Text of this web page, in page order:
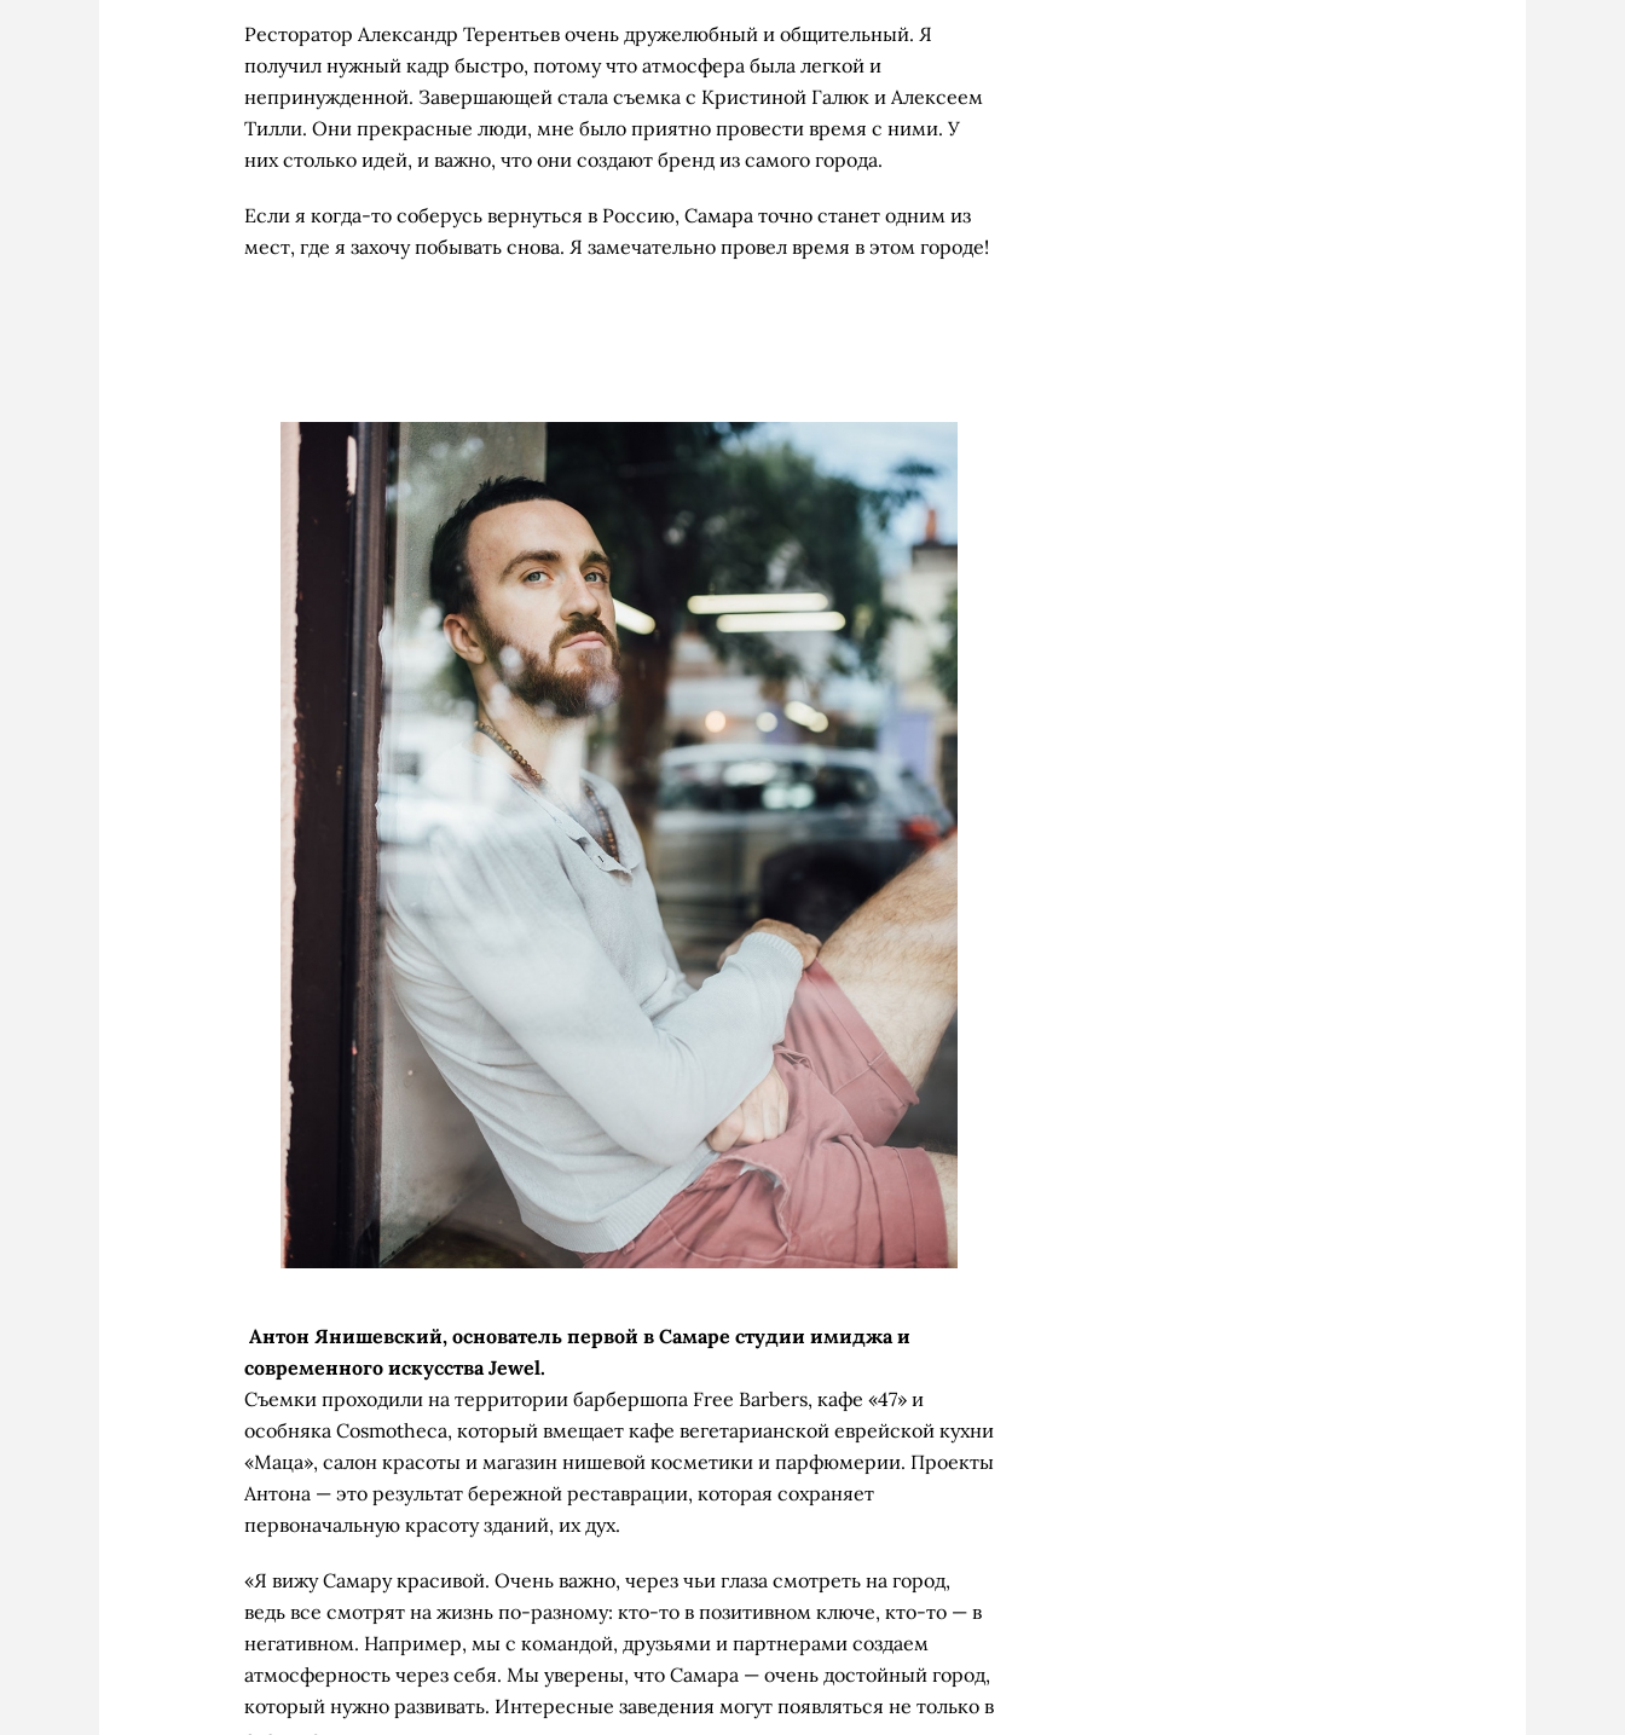
Ресторатор Александр Терентьев очень дружелюбный и общительный. Я
получил нужный кадр быстро, потому что атмосфера была легкой и
непринужденной. Завершающей стала съемка с Кристиной Галюк и Алексеем
Тилли. Они прекрасные люди, мне было приятно провести время с ними. У
них столько идей, и важно, что они создают бренд из самого города.
Если я когда-то соберусь вернуться в Россию, Самара точно станет одним из
мест, где я захочу побывать снова. Я замечательно провел время в этом городе!
Антон Янишевский, основатель первой в Самаре студии имиджа и
современного искусства Jewel.
Съемки проходили на территории барбершопа Free Barbers, кафе «47» и
особняка Cosmotheca, который вмещает кафе вегетарианской еврейской кухни
«Маца», салон красоты и магазин нишевой косметики и парфюмерии. Проекты
Антона — это результат бережной реставрации, которая сохраняет
первоначальную красоту зданий, их дух.
«Я вижу Самару красивой. Очень важно, через чьи глаза смотреть на город,
ведь все смотрят на жизнь по-разному: кто-то в позитивном ключе, кто-то — в
негативном. Например, мы с командой, друзьями и партнерами создаем
атмосферность через себя. Мы уверены, что Самара — очень достойный город,
который нужно развивать. Интересные заведения могут появляться не только в